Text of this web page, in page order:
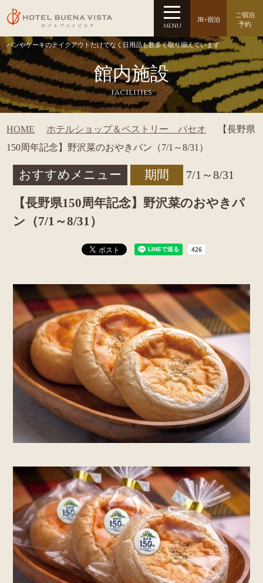
パンやケーキのテイクアウトだけでなく日用品も数多く取り揃えています
館内施設
facilities
HOME ホテルショップ＆ペストリー パセオ
【長野県
150周年記念】野沢菜のおやきパン（7/1～8/31）
おすすめメニュー 期間 7/1～8/31
【長野県150周年記念】野沢菜のおやきパ
ン（7/1～8/31）
MENU
JR+宿泊
ご宿泊
予約